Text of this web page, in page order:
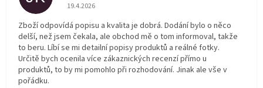
Hodnocení obchodu je 5 z 5 hvězdiček.
19.4.2026
Zboží odpovídá popisu a kvalita je dobrá. Dodání bylo o něco
delší, než jsem čekala, ale obchod mě o tom informoval, takže
to beru. Líbí se mi detailní popisy produktů a reálné fotky.
Určitě bych ocenila více zákaznických recenzí přímo u
produktů, to by mi pomohlo při rozhodování. Jinak ale vše v
pořádku.